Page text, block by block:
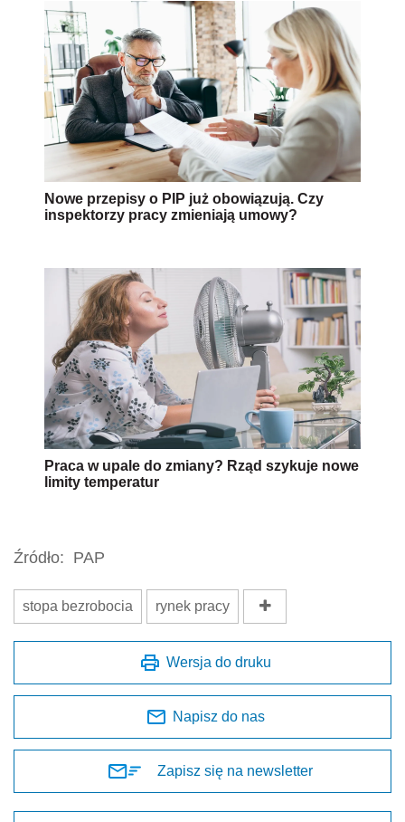
Nowe przepisy o PIP już obowiązują. Czy
inspektorzy pracy zmieniają umowy?
Praca w upale do zmiany? Rząd szykuje nowe
limity temperatur
Źródło: PAP
stopa bezrobocia rynek pracy
Wersja do druku
Napisz do nas
Zapisz się na newsletter